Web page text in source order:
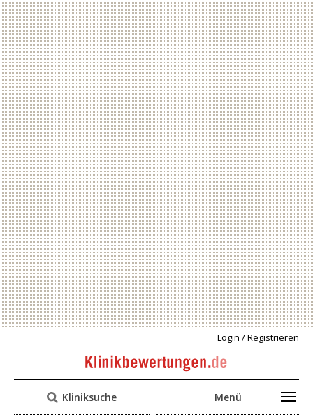
Login / Registrieren
Kliniksuche Menü